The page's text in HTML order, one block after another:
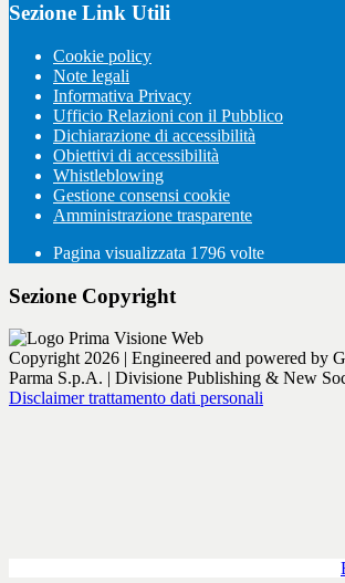
Sezione Link Utili
Cookie policy
Note legali
Informativa Privacy
Ufficio Relazioni con il Pubblico
Dichiarazione di accessibilità
Obiettivi di accessibilità
Whistleblowing
Gestione consensi cookie
Amministrazione trasparente
Pagina visualizzata 1796 volte
Sezione Copyright
Copyright 2026 | Engineered and powered by
Parma S.p.A. | Divisione Publishing & New
Disclaimer trattamento dati personali